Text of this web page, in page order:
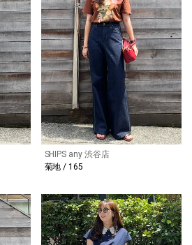
SHIPS any 渋谷店
菊地 / 165